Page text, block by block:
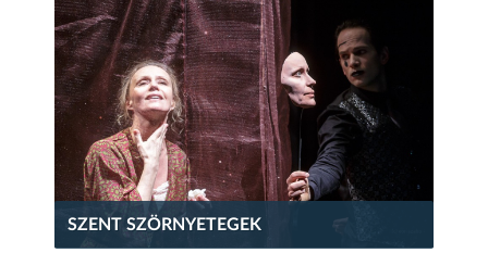
SZENT SZÖRNYETEGEK